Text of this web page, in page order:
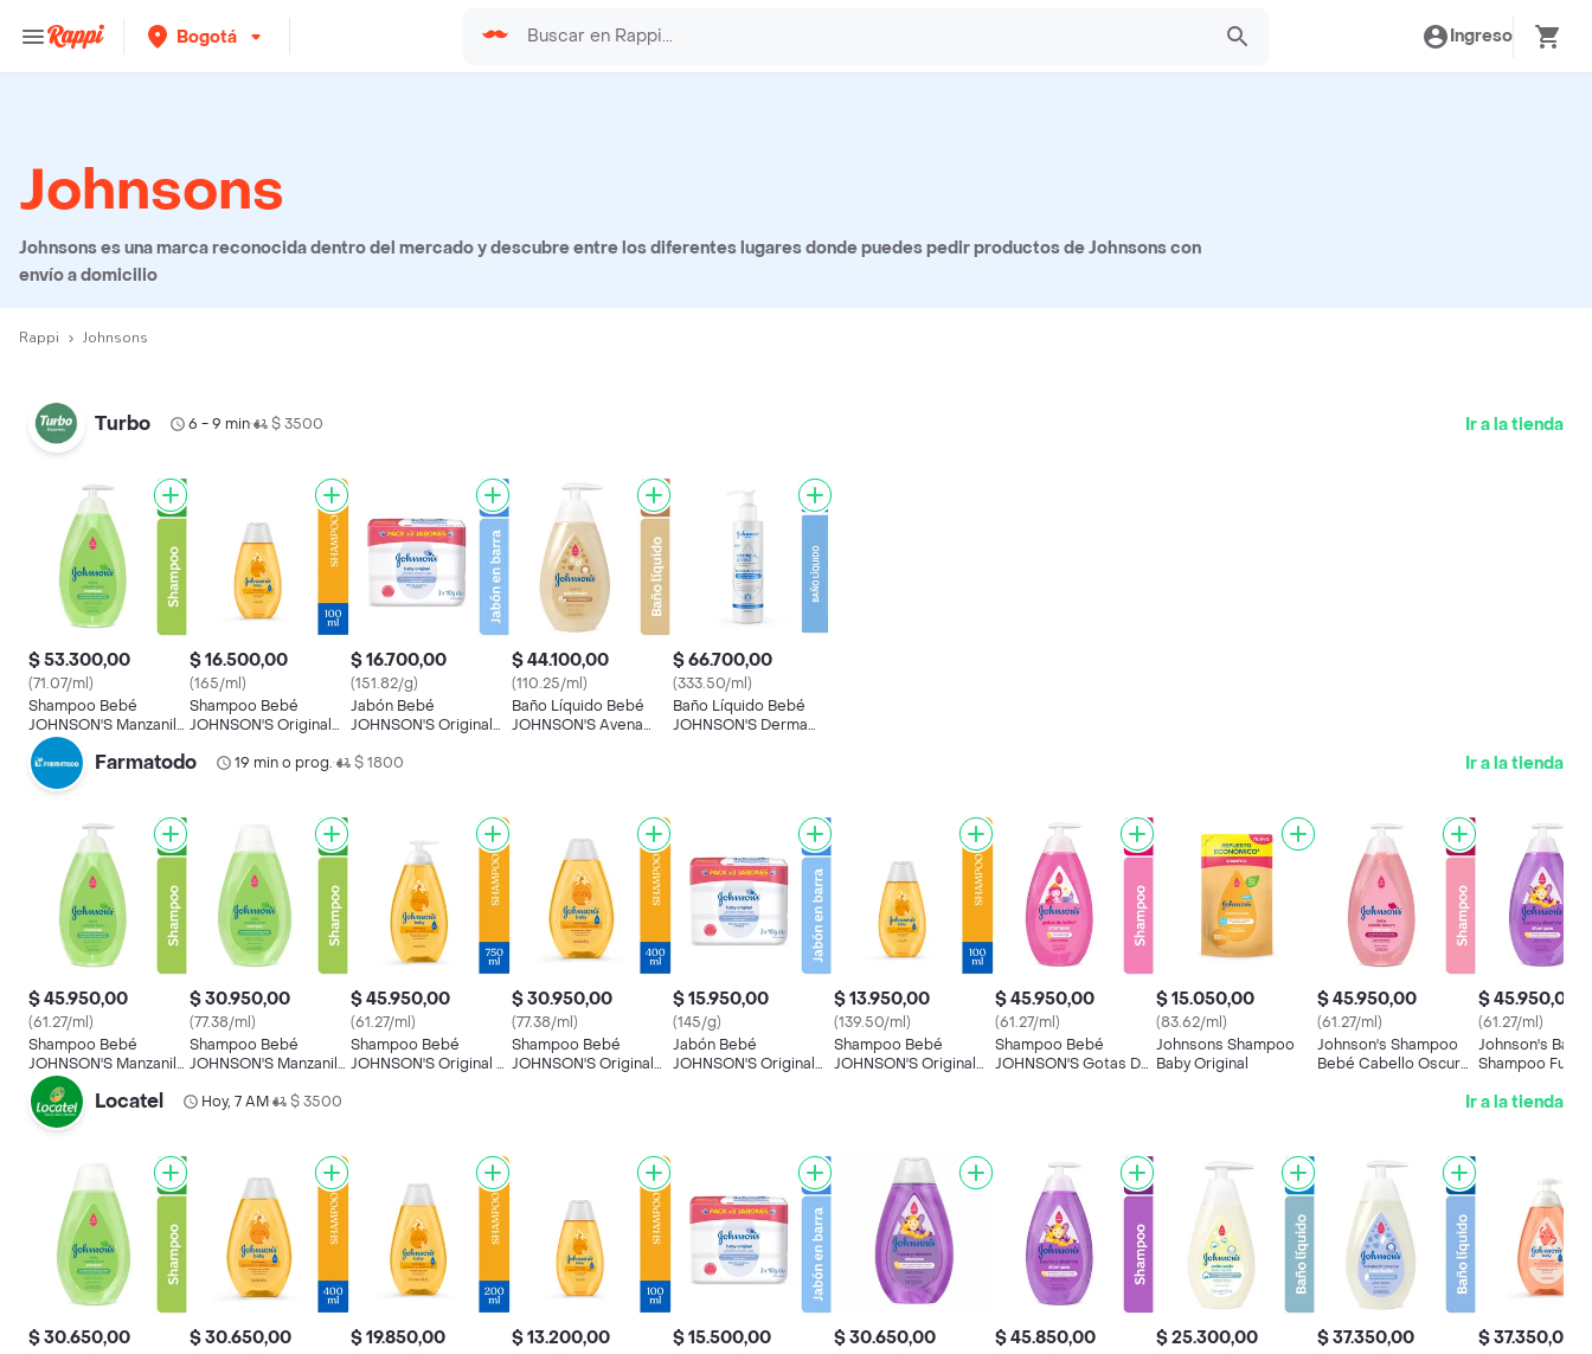
Bogotá Ingreso
Johnsons
Johnsons es una marca reconocida dentro del mercado y descubre entre los diferentes lugares donde puedes pedir productos de Johnsons con
envío a domicilio
Rappi Johnsons
Turbo 6 - 9 min• $ 3500 Ir a la tienda
$ 53.300,00
(71.07/ml)
Shampoo Bebé
JOHNSON'S Manzanilla
750 ML
$ 16.500,00
(165/ml)
Shampoo Bebé
JOHNSON'S Original
$ 16.700,00
(151.82/g)
Jabón Bebé
JOHNSON'S Original
$ 44.100,00
(110.25/ml)
Baño Líquido Bebé
JOHNSON'S Avena
$ 66.700,00
(333.50/ml)
Baño Líquido Bebé
JOHNSON'S Derma
Farmatodo 19 min o prog.• $ 1800 Ir a la tienda
$ 45.950,00
(61.27/ml)
Shampoo Bebé
JOHNSON'S Manzanilla
750 ML
$ 30.950,00
(77.38/ml)
Shampoo Bebé
JOHNSON'S Manzanilla
$ 45.950,00
(61.27/ml)
Shampoo Bebé
JOHNSON'S Original x
$ 30.950,00
(77.38/ml)
Shampoo Bebé
JOHNSON'S Original
$ 15.950,00
(145/g)
Jabón Bebé
JOHNSON'S Original
$ 13.950,00
(139.50/ml)
Shampoo Bebé
JOHNSON'S Original
$ 45.950,00
(61.27/ml)
Shampoo Bebé
JOHNSON'S Gotas De
$ 15.050,00
(83.62/ml)
Johnsons Shampoo
Baby Original
$ 45.950,00
(61.27/ml)
Johnson's Shampoo
Bebé Cabello Oscuro
$ 45.950,00
(61.27/ml)
Johnson's Baby
Shampoo
Locatel Hoy, 7 AM• $ 3500 Ir a la tienda
$ 30.650,00 $ 30.650,00 $ 19.850,00 $ 13.200,00 $ 15.500,00 $ 30.650,00 $ 45.850,00 $ 25.300,00 $ 37.350,00 $ 37.350,00